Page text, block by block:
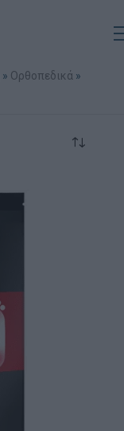
» Ορθοπεδικά »